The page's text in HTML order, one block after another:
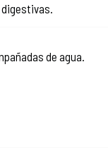
de agua.